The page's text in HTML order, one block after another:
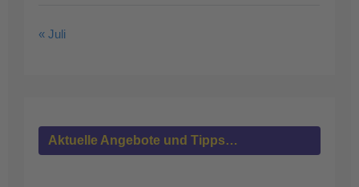
« Juli
Aktuelle Angebote und Tipps…